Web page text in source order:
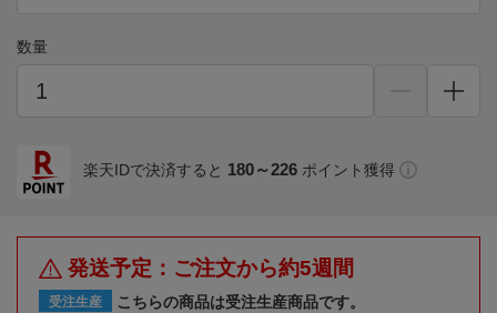
数量
楽天IDで決済すると 180～226 ポイント獲得
発送予定：ご注文から約5週間
受注生産
こちらの商品は受注生産商品です。